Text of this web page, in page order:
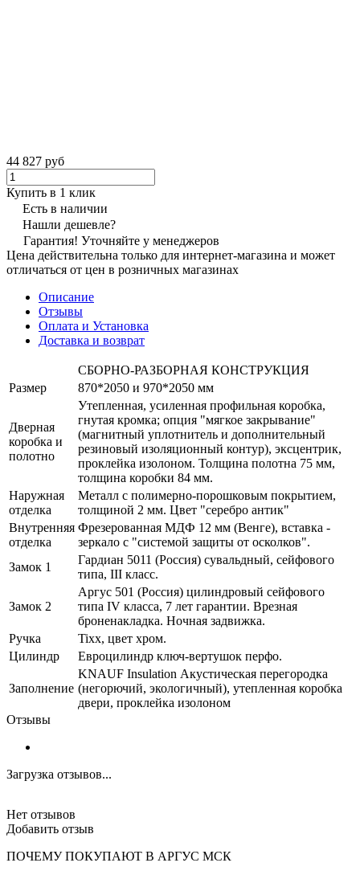
44 827 руб
Купить в 1 клик
Есть в наличии
Нашли дешевле?
Гарантия! Уточняйте у менеджеров
Цена действительна только для интернет-магазина и может
отличаться от цен в розничных магазинах
Описание
Отзывы
Оплата и Установка
Доставка и возврат
СБОРНО-РАЗБОРНАЯ КОНСТРУКЦИЯ
Размер
870*2050 и 970*2050 мм
Дверная
коробка и
полотно
Утепленная, усиленная профильная коробка,
гнутая кромка; опция "мягкое закрывание"
(магнитный уплотнитель и дополнительный
резиновый изоляционный контур), эксцентрик,
проклейка изолоном. Толщина полотна 75 мм,
толщина коробки 84 мм.
Наружная
отделка
Металл с полимерно-порошковым покрытием,
толщиной 2 мм. Цвет "серебро антик"
Внутренняя
отделка
Фрезерованная МДФ 12 мм (Венге), вставка -
зеркало с "системой защиты от осколков".
Замок 1
Гардиан 5011 (Россия) сувальдный, сейфового
типа, III класс.
Замок 2
Аргус 501 (Россия) цилиндровый сейфового
типа IV класса, 7 лет гарантии. Врезная
броненакладка. Ночная задвижка.
Ручка
Tixx, цвет хром.
Цилиндр
Евроцилиндр ключ-вертушок перфо.
Заполнение
KNAUF Insulation Акустическая перегородка
(негорючий, экологичный), утепленная коробка
двери, проклейка изолоном
Отзывы
Загрузка отзывов...
Нет отзывов
Добавить отзыв
ПОЧЕМУ ПОКУПАЮТ В АРГУС МСК